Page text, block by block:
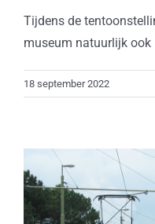
Tijdens de
museum natuurlijk ook
18 september 2022